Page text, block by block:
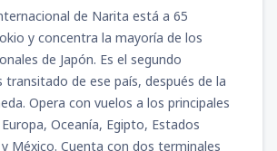
MXN
de México, Ciudad de
Benito Juárez (MEX)
Benito Juárez
(MEX)
de México, Ciudad de
Benito Juárez (MEX)
5963MXN
de Narita está a 65
y concentra la mayoría de los
de Japón. Es el segundo
de ese país, después de la
Opera con vuelos a los principales
Oceanía, Egipto, Estados
México. Cuenta con dos terminales